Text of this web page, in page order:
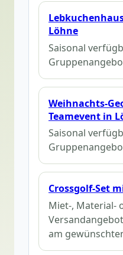
Löhne
Saisonal
Weihnachts-
Teamevent in
Saisonal
Crossgolf-Set
Miet-, Material-
am